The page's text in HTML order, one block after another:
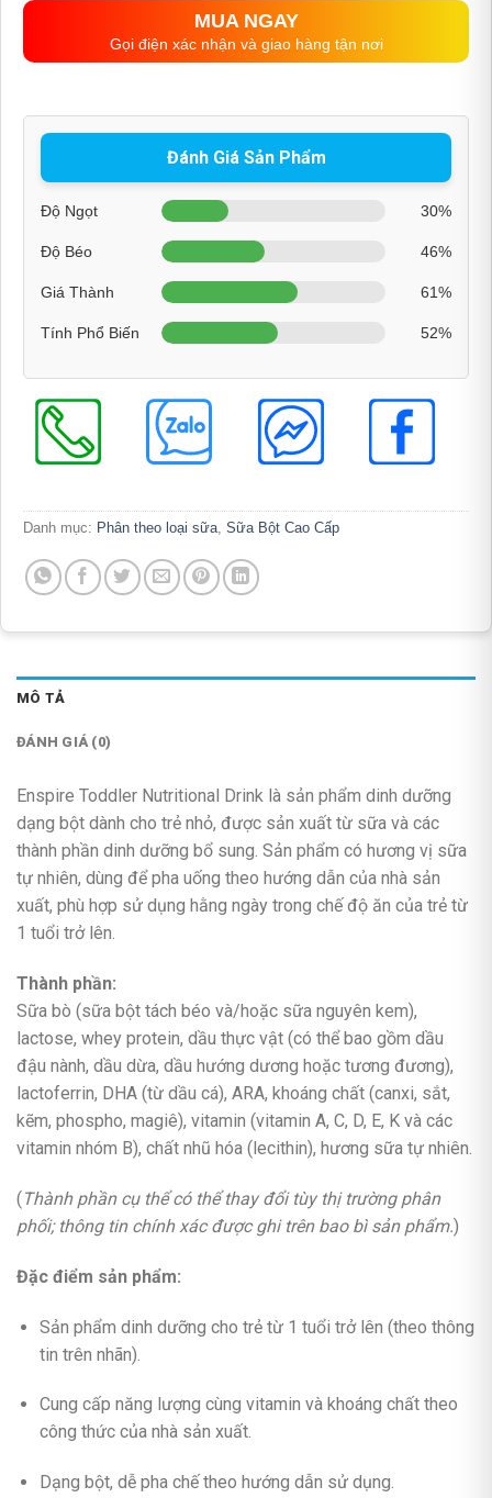
MUA NGAY
Gọi điện xác nhận và giao hàng tận nơi
Đánh Giá Sản Phẩm
Độ Ngọt 30%
Độ Béo 46%
Giá Thành 61%
Tính Phổ Biến 52%
Danh mục: Phân theo loại sữa, Sữa Bột Cao Cấp
MÔ TẢ
ĐÁNH GIÁ (0)
Enspire Toddler Nutritional Drink là sản phẩm dinh dưỡng
dạng bột dành cho trẻ nhỏ, được sản xuất từ sữa và các
thành phần dinh dưỡng bổ sung. Sản phẩm có hương vị sữa
tự nhiên, dùng để pha uống theo hướng dẫn của nhà sản
xuất, phù hợp sử dụng hằng ngày trong chế độ ăn của trẻ từ
1 tuổi trở lên.
Thành phần:
Sữa bò (sữa bột tách béo và/hoặc sữa nguyên kem),
lactose, whey protein, dầu thực vật (có thể bao gồm dầu
đậu nành, dầu dừa, dầu hướng dương hoặc tương đương),
lactoferrin, DHA (từ dầu cá), ARA, khoáng chất (canxi, sắt,
kẽm, phospho, magiê), vitamin (vitamin A, C, D, E, K và các
vitamin nhóm B), chất nhũ hóa (lecithin), hương sữa tự nhiên.
(Thành phần cụ thể có thể thay đổi tùy thị trường phân
phối; thông tin chính xác được ghi trên bao bì sản phẩm.)
Đặc điểm sản phẩm:
Sản phẩm dinh dưỡng cho trẻ từ 1 tuổi trở lên (theo thông
tin trên nhãn).
Cung cấp năng lượng cùng vitamin và khoáng chất theo
công thức của nhà sản xuất.
Dạng bột, dễ pha chế theo hướng dẫn sử dụng.